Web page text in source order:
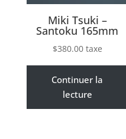
Miki Tsuki –
Santoku 165mm
$380.00 taxe
Continuer la
lecture